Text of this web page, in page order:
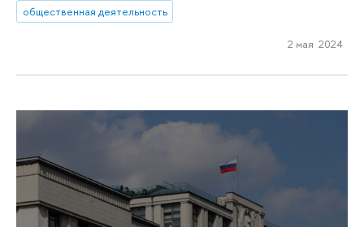
общественная деятельность
2 мая 2024